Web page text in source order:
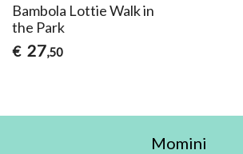
Bambola Lottie Walk in
the Park
€ 27,50
Momini